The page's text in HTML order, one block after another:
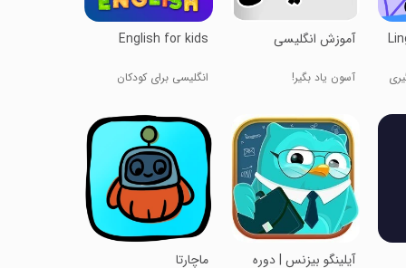
‏‏آموزش انگلیسی
آسون یاد بگیر!
English for kids
انگلیسی برای کودکان
آیلینگو بیزنس | دوره
‏‏‏‏ماچارتا